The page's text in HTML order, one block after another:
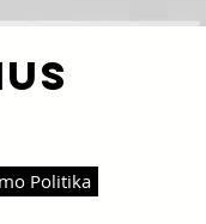
Politika